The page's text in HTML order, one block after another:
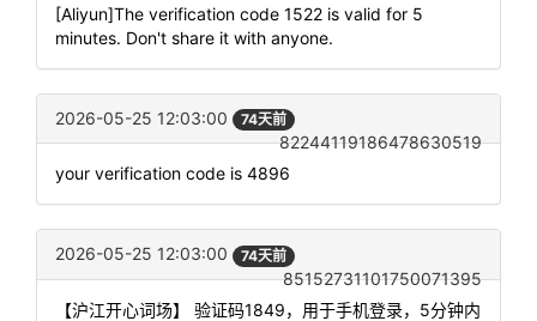
[Aliyun]The verification code 1522 is valid for 5
minutes. Don't share it with anyone.
2026-05-25 12:03:00 74天前
82244119186478630519
your verification code is 4896
2026-05-25 12:03:00 74天前
85152731101750071395
【沪江开心词场】 验证码1849，用于手机登录，5分钟内